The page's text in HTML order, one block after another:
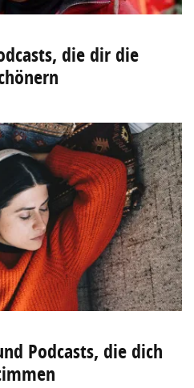
die dir die
Podcasts, die dich